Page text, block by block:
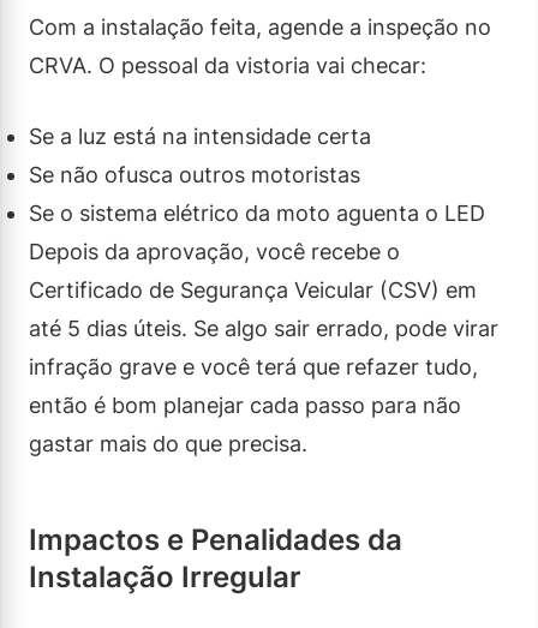
Com a instalação feita, agende a inspeção no
CRVA. O pessoal da vistoria vai checar:
Se a luz está na intensidade certa
Se não ofusca outros motoristas
Se o sistema elétrico da moto aguenta o LED
Depois da aprovação, você recebe o
Certificado de Segurança Veicular (CSV) em
até 5 dias úteis. Se algo sair errado, pode virar
infração grave e você terá que refazer tudo,
então é bom planejar cada passo para não
gastar mais do que precisa.
Impactos e Penalidades da
Instalação Irregular